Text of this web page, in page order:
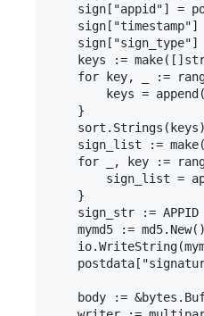
sign["appid"] =
sign["timestamp"]
sign["sign_type"]
keys :=
for key, _ :=
keys =
    }
    sort.Strings(keys)
sign_list :=
for _, key :=
sign_list =
    }
sign_str :=
    mymd5 := md5.New()
body :=